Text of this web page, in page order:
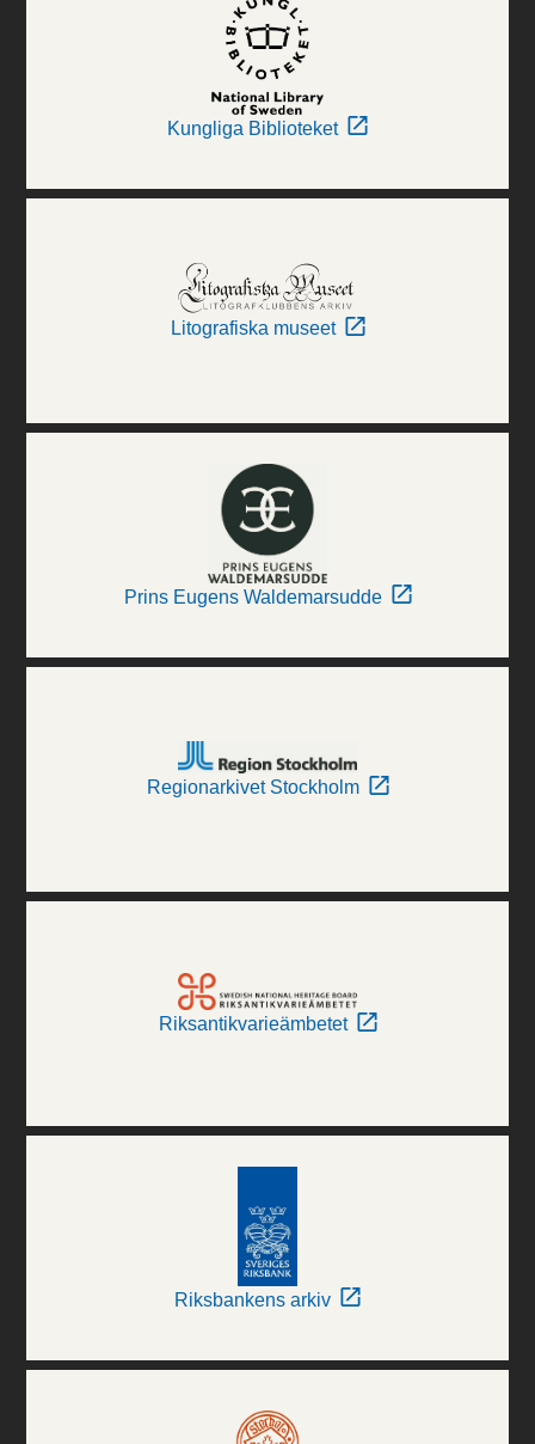
Kungliga Biblioteket
Litografiska museet
Prins Eugens Waldemarsudde
Regionarkivet Stockholm
Riksantikvarieämbetet
Riksbankens arkiv